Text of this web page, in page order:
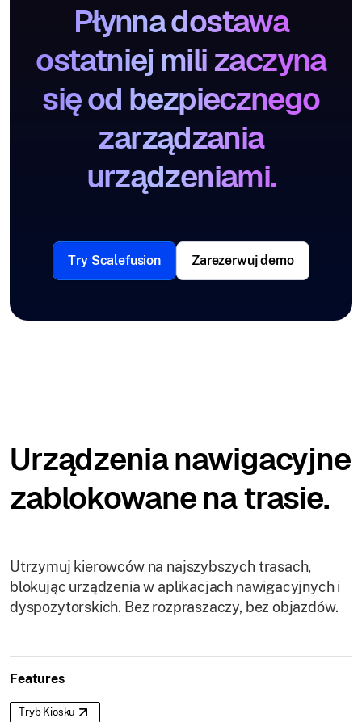
Płynna dostawa
ostatniej mili zaczyna
się od bezpiecznego
zarządzania
urządzeniami.
Try Scalefusion Zarezerwuj demo
Urządzenia nawigacyjne
zablokowane na trasie.
Utrzymuj kierowców na najszybszych trasach,
blokując urządzenia w aplikacjach nawigacyjnych i
dyspozytorskich. Bez rozpraszaczy, bez objazdów.
Features
Tryb Kiosku